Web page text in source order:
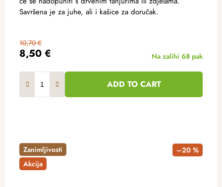
8,50 €
10,70 €
Na zalihi 68 pak
ADD TO CART
Savršena je za juhe, ali i kašice za doručak.
Zanimljivosti
Akcija
–20 %